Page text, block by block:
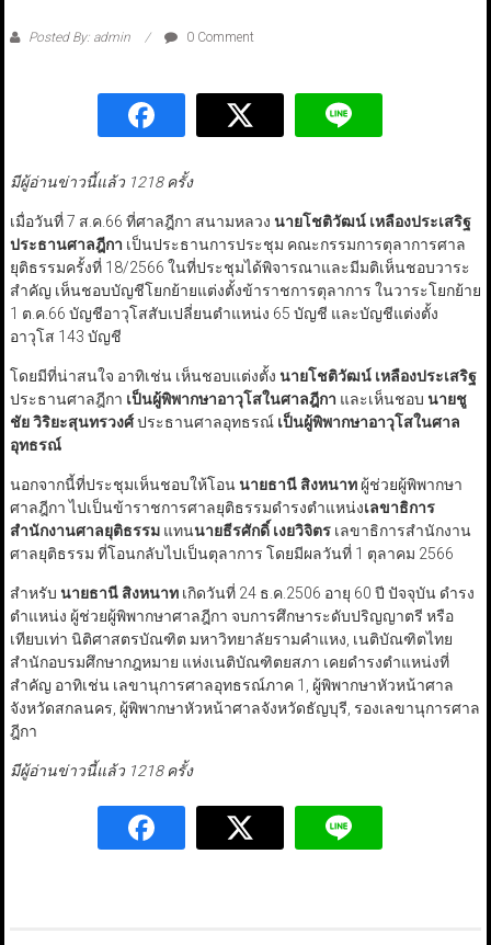
Posted By: admin 0 Comment
มีผู้อ่านข่าวนี้แล้ว 1218 ครั้ง
เมื่อวันที่ 7 ส.ค.66 ที่ศาลฎีกา สนามหลวง นายโชติวัฒน์ เหลืองประเสริฐ
ประธานศาลฎีกา เป็นประธานการประชุม คณะกรรมการตุลาการศาล
ยุติธรรมครั้งที่ 18/2566 ในที่ประชุมได้พิจารณาและมีมติเห็นชอบวาระ
สำคัญ เห็นชอบบัญชีโยกย้ายแต่งตั้งข้าราชการตุลาการ ในวาระโยกย้าย
1 ต.ค.66 บัญชีอาวุโสสับเปลี่ยนตำแหน่ง 65 บัญชี และบัญชีแต่งตั้ง
อาวุโส 143 บัญชี
โดยมีที่น่าสนใจ อาทิเช่น เห็นชอบแต่งตั้ง นายโชติวัฒน์ เหลืองประเสริฐ
ประธานศาลฎีกา เป็นผู้พิพากษาอาวุโสในศาลฎีกา และเห็นชอบ นายชู
ชัย วิริยะสุนทรวงศ์ประธานศาลอุทธรณ์ เป็นผู้พิพากษาอาวุโสในศาล
อุทธรณ์
นอกจากนี้ที่ประชุมเห็นชอบให้โอนนายธานี สิงหนาทผู้ช่วยผู้พิพากษา
ศาลฎีกา ไปเป็นข้าราชการศาลยุติธรรมดำรงตำแหน่งเลขาธิการ
สำนักงานศาลยุติธรรมแทนนายธีรศักดิ์ เงยวิจิตรเลขาธิการสำนักงาน
ศาลยุติธรรม ที่โอนกลับไปเป็นตุลาการ โดยมีผลวันที่ 1 ตุลาคม 2566
สำหรับ นายธานี สิงหนาทเกิดวันที่ 24 ธ.ค.2506 อายุ 60 ปี ปัจจุบัน ดำรง
ตำแหน่ง ผู้ช่วยผู้พิพากษาศาลฎีกา จบการศึกษาระดับปริญญาตรี หรือ
เทียบเท่า นิติศาสตรบัณฑิต มหาวิทยาลัยรามคำแหง, เนติบัณฑิตไทย
สำนักอบรมศึกษากฎหมาย แห่งเนติบัณฑิตยสภา เคยดำรงตำแหน่งที่
สำคัญ อาทิเช่น เลขานุการศาลอุทธรณ์ภาค 1, ผู้พิพากษาหัวหน้าศาล
จังหวัดสกลนคร, ผู้พิพากษาหัวหน้าศาลจังหวัดธัญบุรี, รองเลขานุการศาล
ฎีกา
มีผู้อ่านข่าวนี้แล้ว 1218 ครั้ง